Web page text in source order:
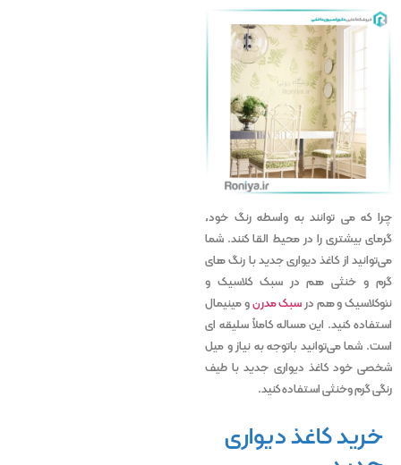
چرا که می‌ توانند به واسطه رنگ خود،
گرمای بیشتری را در محیط القا کنند. شما
می‌توانید از کاغذ دیواری جدید با رنگ های
گرم و خنثی هم در سبک کلاسیک و
نئوکلاسیک و هم در سبک مدرنو مینیمال
استفاده کنید. این مساله کاملاً سلیقه ای
است. شما می‌توانید باتوجه به نیاز و میل
شخصی خود کاغذ دیواری جدید با طیف
رنگی گرم وخنثی استفاده کنید.
خرید کاغذ دیواری